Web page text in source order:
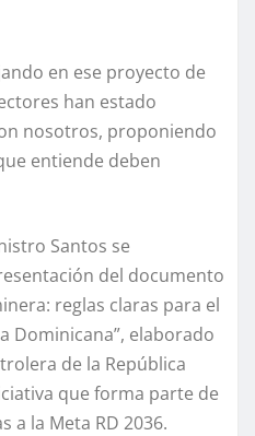
en ese proyecto de
han estado
nosotros, proponiendo
entiende deben
Santos se
del documento
reglas claras para el
Dominicana”, elaborado
de la República
que forma parte de
a la Meta RD 2036.